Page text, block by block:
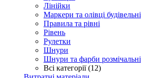
Лінійки
Маркери та олівці будівельні
Правила та рівні
Рівень
Рулетки
Шнури
Шнури та фарби розмічальні
Всі категорії (12)